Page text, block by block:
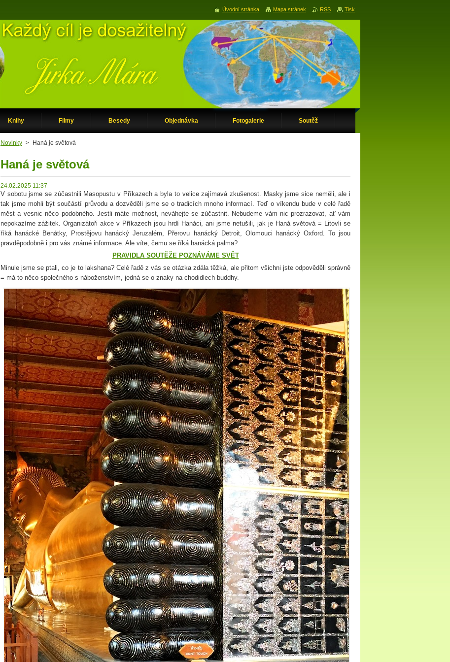
Knihy Filmy Besedy Objednávka Fotogalerie Soutěž
Novinky > Haná je světová
Haná je světová
24.02.2025 11:37
V sobotu jsme se zúčastnili Masopustu v Příkazech a byla to velice zajímavá zkušenost. Masky jsme sice neměli, ale i
tak jsme mohli být součástí průvodu a dozvěděli jsme se o tradicích mnoho informací. Teď o víkendu bude v celé řadě
měst a vesnic něco podobného. Jestli máte možnost, neváhejte se zúčastnit. Nebudeme vám nic prozrazovat, at' vám
nepokazíme zážitek. Organizátoři akce v Příkazech jsou hrdí Hanáci, ani jsme netušili, jak je Haná světová = Litovli se
říká hanácké Benátky, Prostějovu hanácký Jeruzalém, Přerovu hanácký Detroit, Olomouci hanácký Oxford. To jsou
pravděpodobně i pro vás známé informace. Ale víte, čemu se říká hanácká palma?
PRAVIDLA SOUTĚŽE POZNÁVÁME SVĚT
Minule jsme se ptali, co je to lakshana? Celé řadě z vás se otázka zdála těžká, ale přitom všichni jste odpověděli správně
= má to něco společného s náboženstvím, jedná se o znaky na chodidlech buddhy.
Úvodní stránka Mapa stránek RSS Tisk